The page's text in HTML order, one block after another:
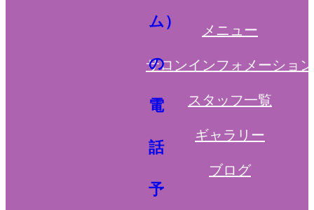
メニュー
サロンインフォメーション
スタッフ一覧
ギャラリー
ブログ